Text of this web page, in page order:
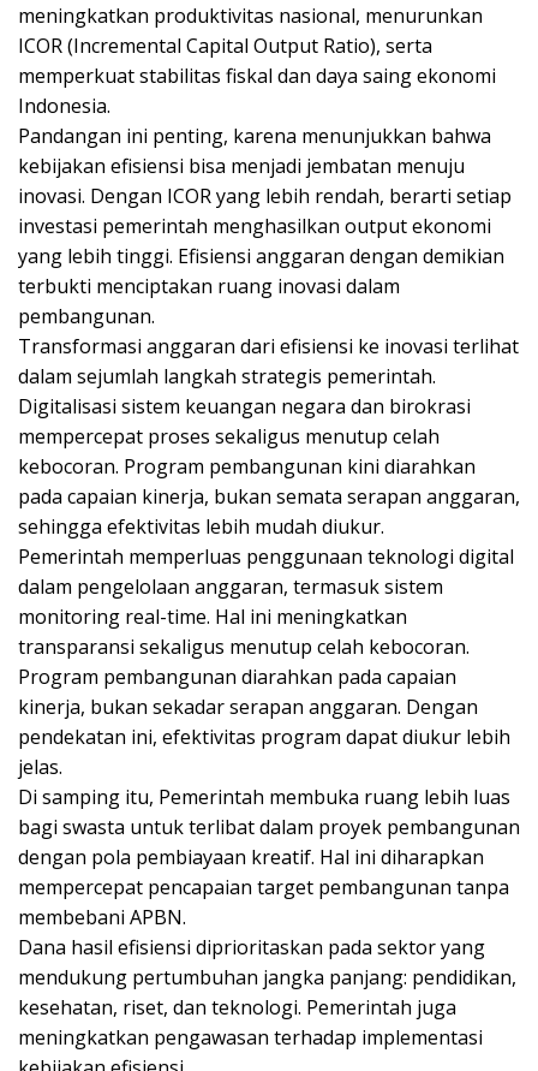
meningkatkan produktivitas nasional, menurunkan
ICOR (Incremental Capital Output Ratio), serta
memperkuat stabilitas fiskal dan daya saing ekonomi
Indonesia.
Pandangan ini penting, karena menunjukkan bahwa
kebijakan efisiensi bisa menjadi jembatan menuju
inovasi. Dengan ICOR yang lebih rendah, berarti setiap
investasi pemerintah menghasilkan output ekonomi
yang lebih tinggi. Efisiensi anggaran dengan demikian
terbukti menciptakan ruang inovasi dalam
pembangunan.
Transformasi anggaran dari efisiensi ke inovasi terlihat
dalam sejumlah langkah strategis pemerintah.
Digitalisasi sistem keuangan negara dan birokrasi
mempercepat proses sekaligus menutup celah
kebocoran. Program pembangunan kini diarahkan
pada capaian kinerja, bukan semata serapan anggaran,
sehingga efektivitas lebih mudah diukur.
Pemerintah memperluas penggunaan teknologi digital
dalam pengelolaan anggaran, termasuk sistem
monitoring real-time. Hal ini meningkatkan
transparansi sekaligus menutup celah kebocoran.
Program pembangunan diarahkan pada capaian
kinerja, bukan sekadar serapan anggaran. Dengan
pendekatan ini, efektivitas program dapat diukur lebih
jelas.
Di samping itu, Pemerintah membuka ruang lebih luas
bagi swasta untuk terlibat dalam proyek pembangunan
dengan pola pembiayaan kreatif. Hal ini diharapkan
mempercepat pencapaian target pembangunan tanpa
membebani APBN.
Dana hasil efisiensi diprioritaskan pada sektor yang
mendukung pertumbuhan jangka panjang: pendidikan,
kesehatan, riset, dan teknologi. Pemerintah juga
meningkatkan pengawasan terhadap implementasi